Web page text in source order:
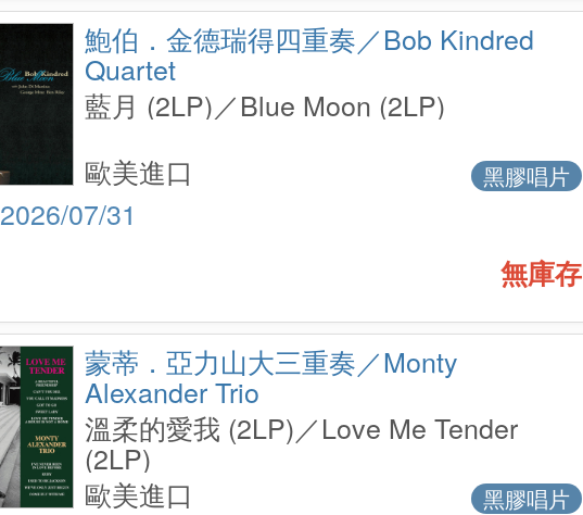
鮑伯．金德瑞得四重奏／Bob Kindred
Quartet
藍月 (2LP)／Blue Moon (2LP)
2026/07/31
黑膠唱片
歐美進口
無庫存
蒙蒂．亞力山大三重奏／Monty
Alexander Trio
溫柔的愛我 (2LP)／Love Me Tender
(2LP)
黑膠唱片
歐美進口